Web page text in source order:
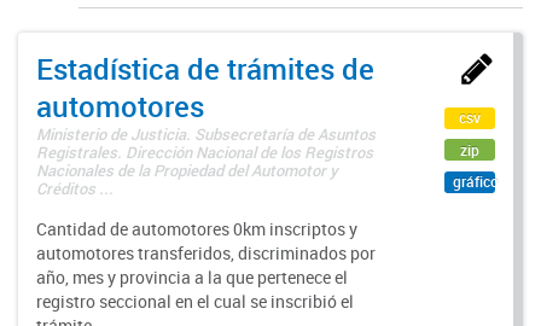
Estadística de trámites de
automotores
Ministerio de Justicia. Subsecretaría de Asuntos
Registrales. Dirección Nacional de los Registros
Nacionales de la Propiedad del Automotor y
Créditos ...
Cantidad de automotores 0km inscriptos y
automotores transferidos, discriminados por
año, mes y provincia a la que pertenece el
registro seccional en el cual se inscribió el
csv
zip
gráfico